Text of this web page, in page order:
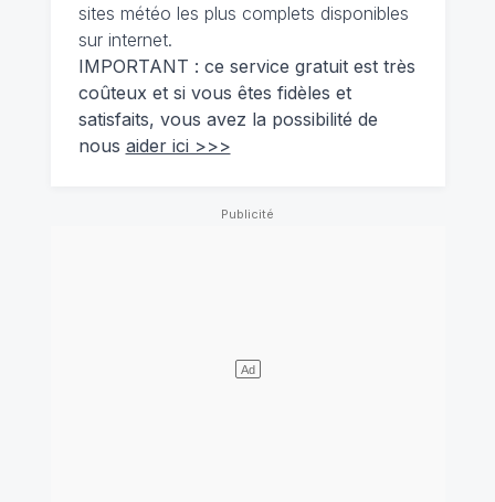
sites météo les plus complets disponibles
sur internet.
IMPORTANT : ce service gratuit est très
coûteux et si vous êtes fidèles et
satisfaits, vous avez la possibilité de
nous aider ici >>>